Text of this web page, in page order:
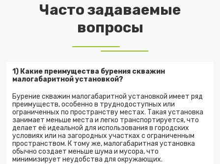
Часто задаваемые
вопросы
1) Какие преимущества бурения скважин
малогабаритной установкой?
Бурение скважин малогабаритной установкой имеет ряд
преимуществ, особенно в труднодоступных или
ограниченных по пространству местах. Такая установка
занимает меньше места и легко транспортируется, что
делает её идеальной для использования в городских
условиях или на загородных участках с ограниченным
пространством. К тому же, малогабаритная установка
обычно создает меньше шума и мусора, что
минимизирует неудобства для окружающих.